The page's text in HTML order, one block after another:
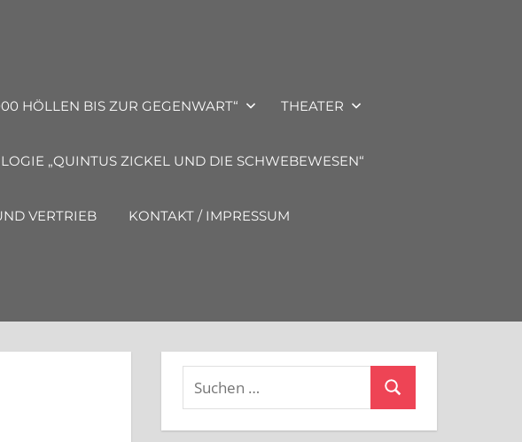
HÖLLEN BIS ZUR GEGENWART“ THEATER
„QUINTUS ZICKEL UND DIE SCHWEBEWESEN“
VERTRIEB KONTAKT / IMPRESSUM
Suchen
Suchen